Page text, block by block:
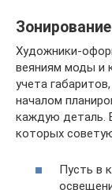
Зонирование
Художники-
веяниям моды и
учета
началом
каждую деталь.
которых
Пусть в